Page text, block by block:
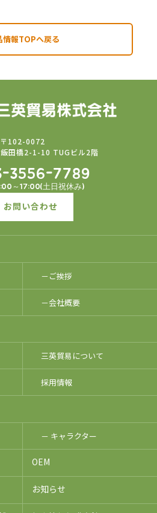
情報TOPへ戻る
〒102-0072
田橋2-1-10 TUGビル2階
3556-7789
～17:00(土日祝休み)
お問い合わせ
－ご挨拶
－会社概要
三英貿易について
採用情報
－ キャラクター
OEM
お知らせ